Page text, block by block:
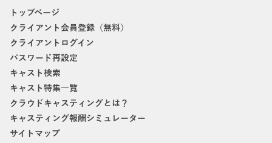
トップページ
クライアント会員登録（無料）
クライアントログイン
パスワード再設定
キャスト検索
キャスト特集一覧
クラウドキャスティングとは？
キャスティング報酬シミュレーター
サイトマップ